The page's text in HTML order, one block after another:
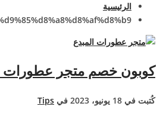
الرئيسية
كوبون خصم متجر عطورات
كُتبت في 18 يونيو، 2023 في
Tips